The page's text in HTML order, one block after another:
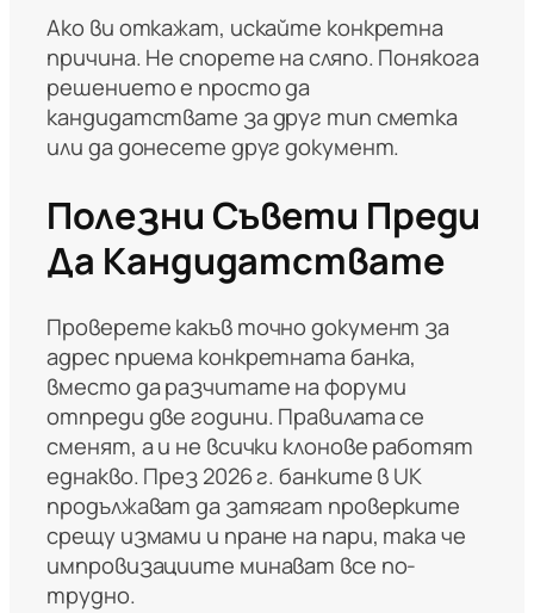
Ако ви откажат, искайте конкретна
причина. Не спорете на сляпо. Понякога
решението е просто да
кандидатствате за друг тип сметка
или да донесете друг документ.
Полезни Съвети Преди
Да Кандидатствате
Проверете какъв точно документ за
адрес приема конкретната банка,
вместо да разчитате на форуми
отпреди две години. Правилата се
сменят, а и не всички клонове работят
еднакво. През 2026 г. банките в UK
продължават да затягат проверките
срещу измами и пране на пари, така че
импровизациите минават все по-
трудно.